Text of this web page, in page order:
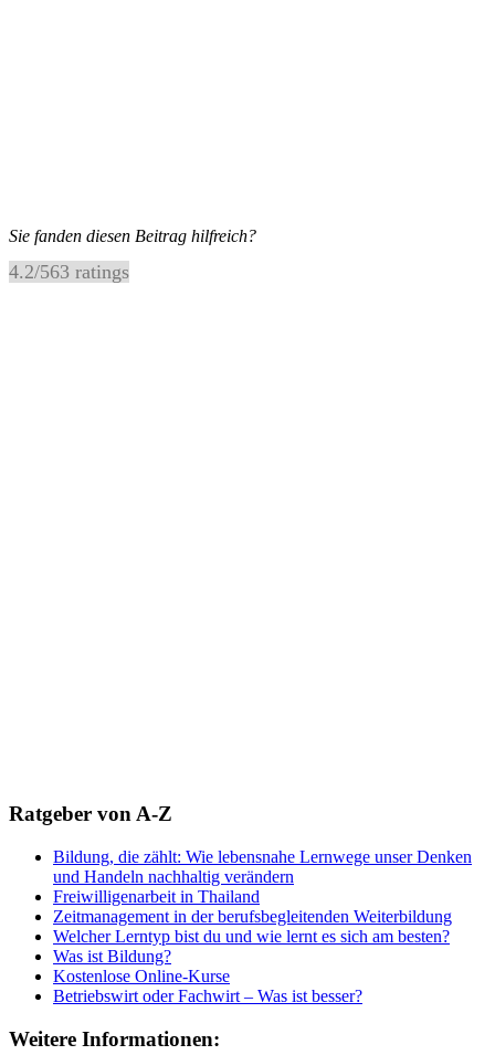
Sie fanden diesen Beitrag hilfreich?
4.2/563 ratings
Ratgeber von A-Z
Bildung, die zählt: Wie lebensnahe Lernwege unser Denken
und Handeln nachhaltig verändern
Freiwilligenarbeit in Thailand
Zeitmanagement in der berufsbegleitenden Weiterbildung
Welcher Lerntyp bist du und wie lernt es sich am besten?
Was ist Bildung?
Kostenlose Online-Kurse
Betriebswirt oder Fachwirt – Was ist besser?
Weitere Informationen: